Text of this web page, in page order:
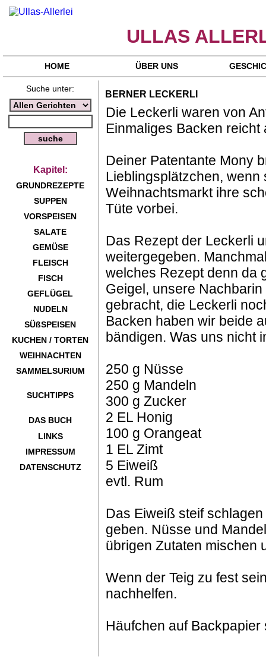
ULLAS
HOME ÜBER UNS
Suche unter:
Kapitel:
GRUNDREZEPTE
SUPPEN
VORSPEISEN
SALATE
GEMÜSE
FLEISCH
FISCH
GEFLÜGEL
NUDELN
SÜßSPEISEN
KUCHEN / TORTEN
WEIHNACHTEN
SAMMELSURIUM
SUCHTIPPS
DAS BUCH
LINKS
IMPRESSUM
DATENSCHUTZ
BERNER LECKERLI
Die Leckerli waren von
Einmaliges Backen reicht
Deiner Patentante Mony
Lieblingsplätzchen,
Weihnachtsmarkt ihre
Tüte vorbei.
Das Rezept der Leckerli
weitergegeben.
welches Rezept denn da
Geigel, unsere
gebracht, die Leckerli
Backen haben wir beide
bändigen. Was uns nicht
250 g Nüsse
250 g Mandeln
300 g Zucker
2 EL Honig
100 g Orangeat
1 EL Zimt
5 Eiweiß
evtl. Rum
Das Eiweiß steif
geben. Nüsse und
übrigen Zutaten mischen
Wenn der Teig zu fest
nachhelfen.
Häufchen auf